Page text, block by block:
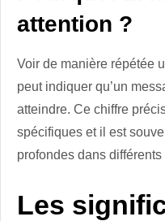
attention ?
Voir de manière répétée
peut indiquer qu’un
atteindre. Ce chiffre
spécifiques et il est
profondes dans
Les